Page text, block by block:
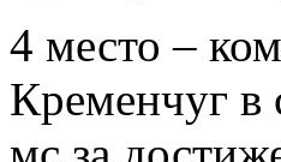
4 место –
Кременчуг в